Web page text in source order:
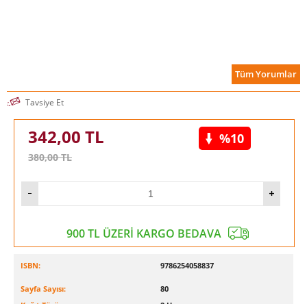
Tüm Yorumlar
Tavsiye Et
342,00 TL
380,00TL
%10
900 TL ÜZERİ KARGO BEDAVA
ISBN: 9786254058837
Sayfa Sayısı:
80